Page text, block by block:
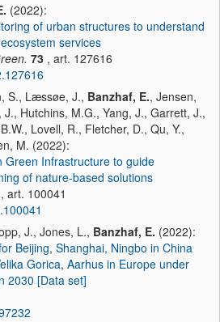
(2022):
of urban structures to understand
services
73 , art. 127616
S., Læssøe, J., Banzhaf, E., Jensen,
J., Hutchins, M.G., Yang, J., Garrett, J.,
Lovell, R., Fletcher, D., Qu, Y.,
M. (2022):
Green Infrastructure to guide
of nature-based solutions
, art. 100041
J., Jones, L., Banzhaf, E. (2022):
Beijing, Shanghai, Ningbo in China
Gorica, Aarhus in Europe under
2030 [Data set]